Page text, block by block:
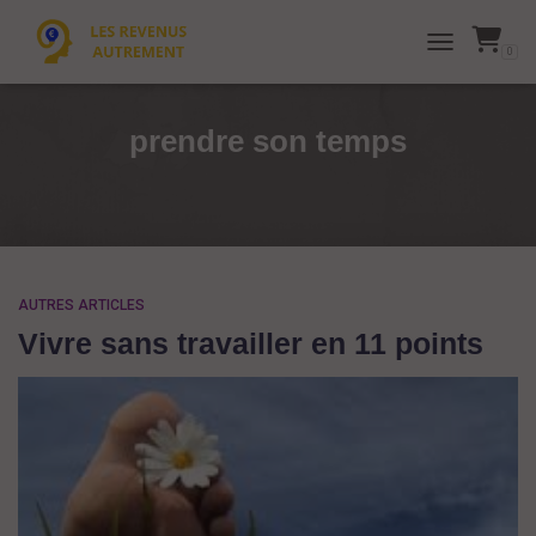
TOGGLE 0
prendre son temps
AUTRES ARTICLES
Vivre sans travailler en 11 points